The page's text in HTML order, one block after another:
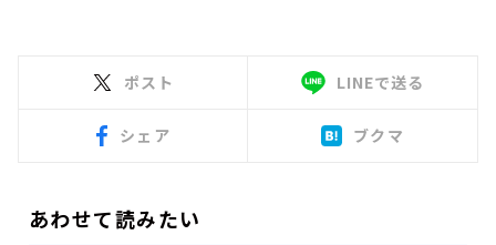
ポスト LINEで送る
シェア ブクマ
あわせて読みたい